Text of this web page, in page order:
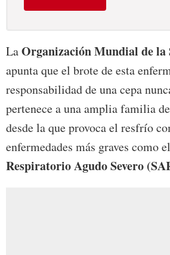
LaOrganización Mundial de la
apunta que el brote de esta
responsabilidad de una cepa
pertenece a una amplia familia
desde la que provoca el resfrío
enfermedades más graves como el
Respiratorio Agudo Severo